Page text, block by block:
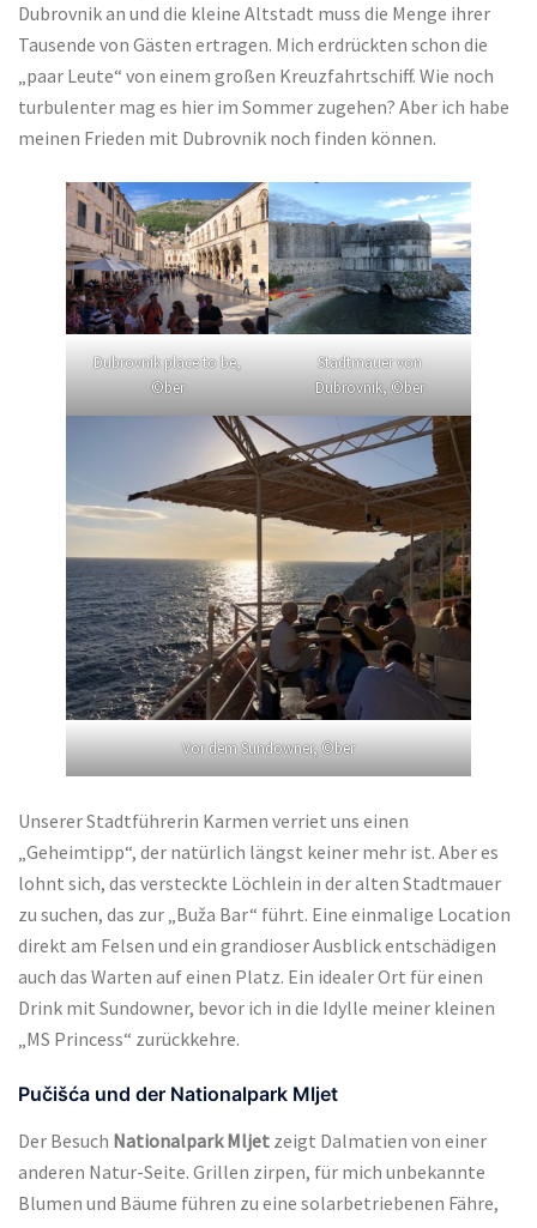
Dubrovnik an und die kleine Altstadt muss die Menge ihrer
Tausende von Gästen ertragen. Mich erdrückten schon die
„paar Leute“ von einem großen Kreuzfahrtschiff. Wie noch
turbulenter mag es hier im Sommer zugehen? Aber ich habe
meinen Frieden mit Dubrovnik noch finden können.
Dubrovnik place to be,
©ber
Stadtmauer von
Dubrovnik, ©ber
Vor dem Sundowner, ©ber
Unserer Stadtführerin Karmen verriet uns einen
„Geheimtipp“, der natürlich längst keiner mehr ist. Aber es
lohnt sich, das versteckte Löchlein in der alten Stadtmauer
zu suchen, das zur „Buža Bar“ führt. Eine einmalige Location
direkt am Felsen und ein grandioser Ausblick entschädigen
auch das Warten auf einen Platz. Ein idealer Ort für einen
Drink mit Sundowner, bevor ich in die Idylle meiner kleinen
„MS Princess“ zurückkehre.
Pučišća und der Nationalpark Mljet
Der Besuch Nationalpark Mljet zeigt Dalmatien von einer
anderen Natur-Seite. Grillen zirpen, für mich unbekannte
Blumen und Bäume führen zu eine solarbetriebenen Fähre,